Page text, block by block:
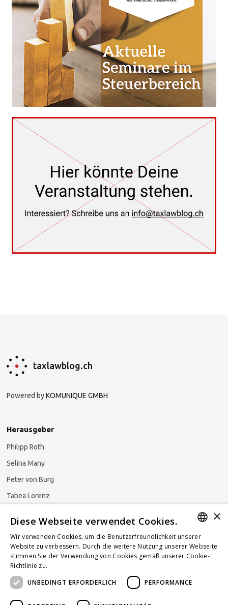
taxlawblog.ch
Powered byKOMUNIQUE GMBH
Herausgeber
Philipp Roth
Selina Many
Peter von Burg
Tabea Lorenz
Newsletter abonnieren
GERMAN
FRENCH
×
Diese Webseite verwendet Cookies.
Wir verwenden Cookies, um die Benutzerfreundlichkeit unserer
Website zu verbessern. Durch die weitere Nutzung unserer Webseite
stimmen Sie der Verwendung von Cookies gemäß unserer Cookie-
Richtlinie zu.
UNBEDINGT ERFORDERLICH
PERFORMANCE